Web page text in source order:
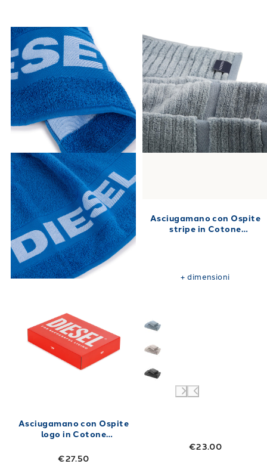
Asciugamano con Ospite
logo in Cotone
€27.50
Asciugamano con Ospite
stripe in Cotone
€23.00
+dimensioni